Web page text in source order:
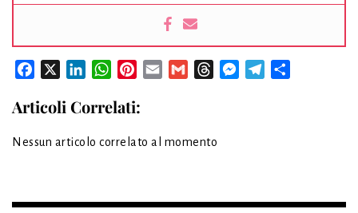
Facebook LinkedInWhatsAppPinterest
Email Gmail ThreadsMessenger
Telegram
Articoli Correlati:
Nessun articolo correlato al momento